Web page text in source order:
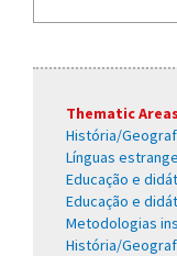
Thematic Areas
História/
Línguas
Educação e
Educação e
Metodologias
História/